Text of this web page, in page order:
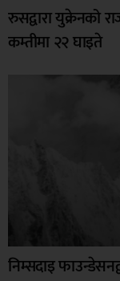
रुसद्वारा युक्रेनको
कम्तीमा २२ घाइते
निम्सदाइ